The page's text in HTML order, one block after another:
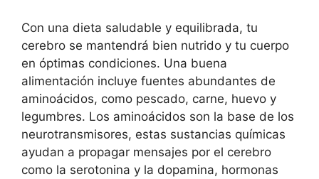
Con una dieta saludable y equilibrada, tu
cerebro se mantendrá bien nutrido y tu cuerpo
en óptimas condiciones. Una buena
alimentación incluye fuentes abundantes de
aminoácidos, como pescado, carne, huevo y
legumbres. Los aminoácidos son la base de los
neurotransmisores, estas sustancias químicas
ayudan a propagar mensajes por el cerebro
como la serotonina y la dopamina, hormonas